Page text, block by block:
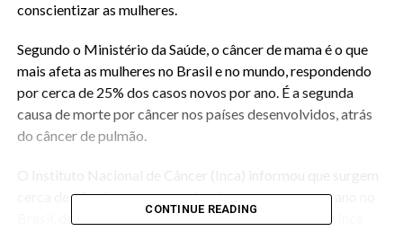
conscientizar as mulheres.
Segundo o Ministério da Saúde, o câncer de mama é o que
mais afeta as mulheres no Brasil e no mundo, respondendo
por cerca de 25% dos casos novos por ano. É a segunda
causa de morte por câncer nos países desenvolvidos, atrás
do câncer de pulmão.
cerca de 60 mil novos casos de câncer de mama por ano no
Brasil, dos quais 15 mil levam as mulheres a óbito. O Inca
CONTINUE READING